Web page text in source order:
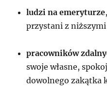
ludzi na emeryturze
przystani z
pracowników
swoje własne,
dowolnego zakątka